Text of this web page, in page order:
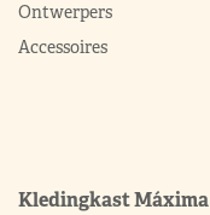
Ontwerpers
Accessoires
Kledingkast Máxima